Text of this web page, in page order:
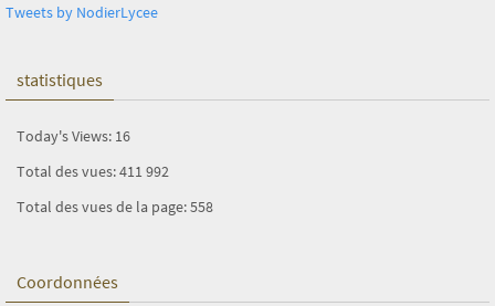
Tweets by NodierLycee
statistiques
Today's Views: 16
Total des vues:411 992
Total des vues de la page:558
Coordonnées